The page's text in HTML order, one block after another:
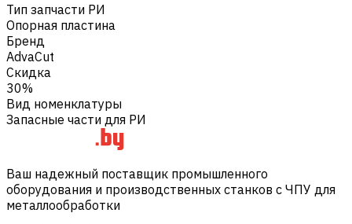
Тип запчасти РИ
Опорная пластина
Бренд
AdvaCut
Скидка
30%
Вид номенклатуры
Запасные части для РИ
Ваш надежный поставщик промышленного
оборудования и производственных станков с ЧПУ для
металлообработки